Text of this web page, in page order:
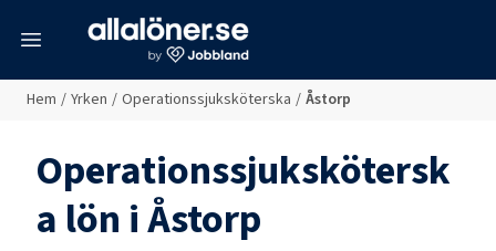
Hem / Yrken / Operationssjuksköterska / Åstorp
Operationssjukskötersk
a lön iÅstorp